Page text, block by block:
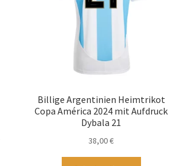
Billige Argentinien Heimtrikot
Copa América 2024 mit Aufdruck
Dybala 21
38,00€